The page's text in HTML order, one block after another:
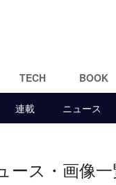
TECH BOOK
連載 ニュース
ース・画像